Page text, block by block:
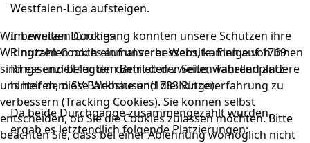
Westfalen-Liga aufsteigen.
Im zweiten Durchgang konnten unsere Schützen ihre
Ringzahlen noch einmal verbessern, kamen auf 1769
Ringe und belegten damit den zweiten Tabellenplatz
hinter dem SV Barkhausen(1783 Ringe).
Da beide Durchgänge zusammengezählt wurden,
ergab es letztendlich folgende Platzierungen:
Wir benutzen Cookies
Wir nutzen Cookies auf unserer Website. Einige von ihnen
sind essenziell für den Betrieb der Seite, während andere
uns helfen, diese Website und die Nutzererfahrung zu
verbessern (Tracking Cookies). Sie können selbst
entscheiden, ob Sie die Cookies zulassen möchten. Bitte
beachten Sie, dass bei einer Ablehnung womöglich nicht